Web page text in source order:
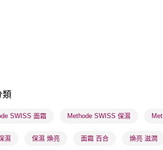
類
SWISS 面霜 Methode SWISS 保濕
濕 保濕 煥亮 面霜 百合 煥亮 滋潤